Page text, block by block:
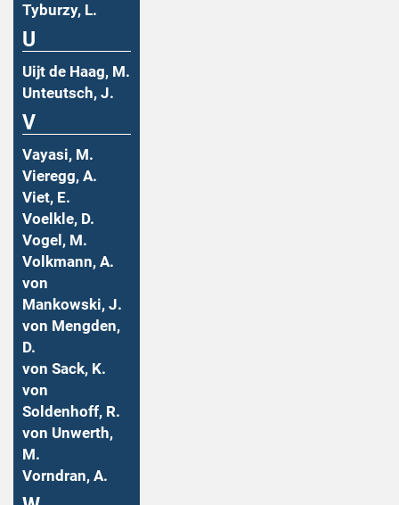
Tyburzy, L.
U
Uijt de Haag, M.
Unteutsch, J.
V
Vayasi, M.
Vieregg, A.
Viet, E.
Voelkle, D.
Vogel, M.
Volkmann, A.
von
Mankowski, J.
von Mengden,
D.
von Sack, K.
von
Soldenhoff, R.
von Unwerth,
M.
Vorndran, A.